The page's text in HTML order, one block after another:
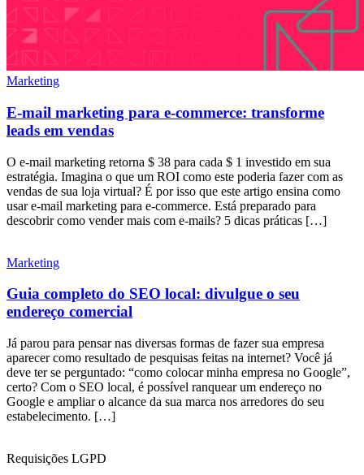
Marketing
E-mail marketing para e-commerce: transforme
leads em vendas
O e-mail marketing retorna $ 38 para cada $ 1 investido em sua
estratégia. Imagina o que um ROI como este poderia fazer com as
vendas de sua loja virtual? É por isso que este artigo ensina como
usar e-mail marketing para e-commerce. Está preparado para
descobrir como vender mais com e-mails? 5 dicas práticas […]
Marketing
Guia completo do SEO local: divulgue o seu
endereço comercial
Já parou para pensar nas diversas formas de fazer sua empresa
aparecer como resultado de pesquisas feitas na internet? Você já
deve ter se perguntado: “como colocar minha empresa no Google”,
certo? Com o SEO local, é possível ranquear um endereço no
Google e ampliar o alcance da sua marca nos arredores do seu
estabelecimento. […]
Requisições LGPD